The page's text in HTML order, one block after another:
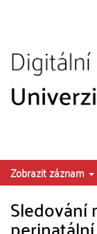
Zobrazit záznam
Sledování